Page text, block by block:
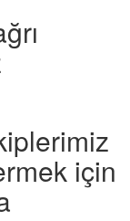
için